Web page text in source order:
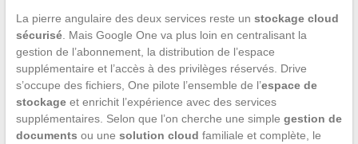
La pierre angulaire des deux services reste un stockage cloud
sécurisé. Mais Google One va plus loin en centralisant la
gestion de l’abonnement, la distribution de l’espace
supplémentaire et l’accès à des privilèges réservés. Drive
s’occupe des fichiers, One pilote l’ensemble de l’espace de
stockageet enrichit l’expérience avec des services
supplémentaires. Selon que l’on cherche une simple gestion de
documents ou une solution cloud familiale et complète, le